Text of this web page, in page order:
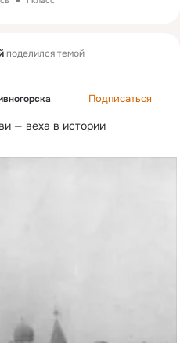
поделился темой
Подписаться
— веха в истории